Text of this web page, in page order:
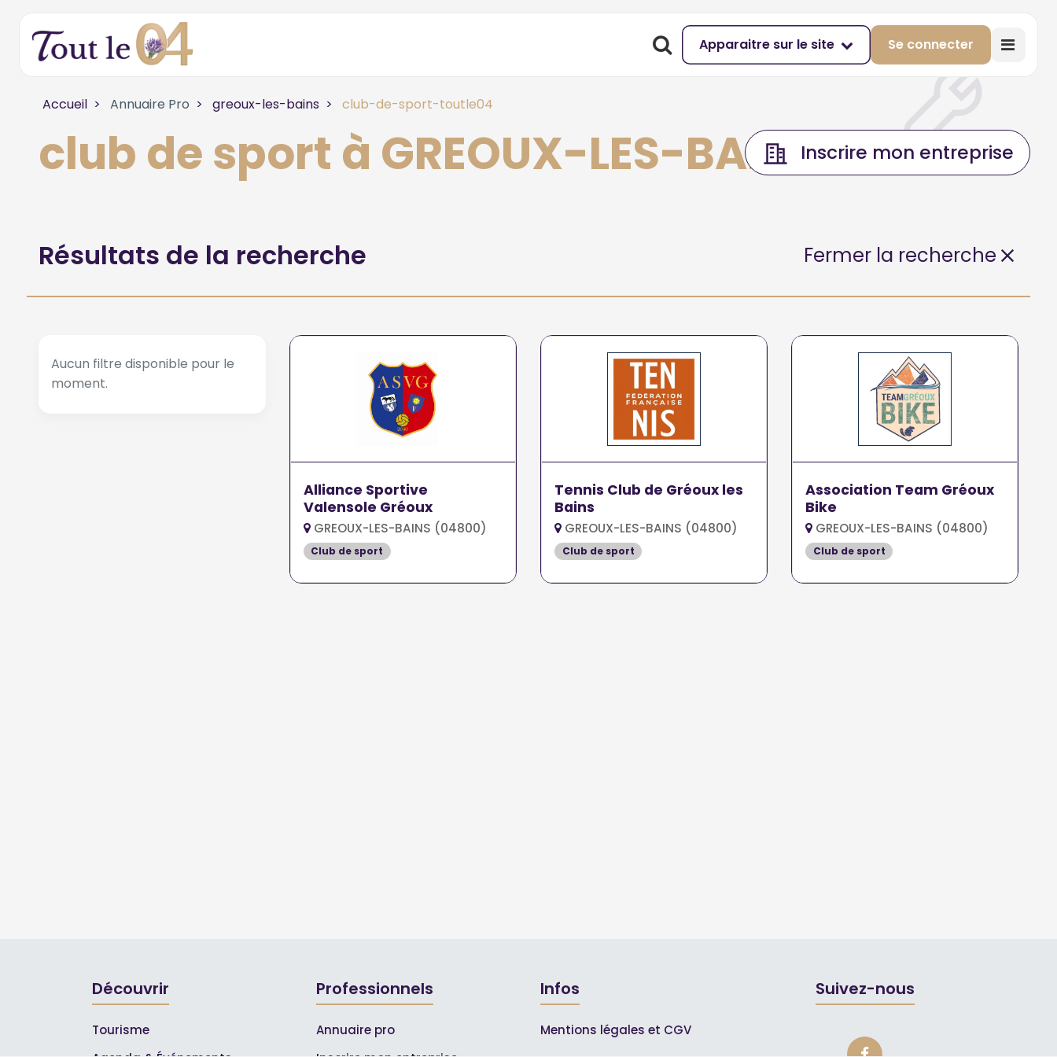
Apparaitre sur le site Se connecter
Accueil Annuaire Pro greoux-les-bains club-de-sport-toutle04
club de sport à GREOUX-LES-BAINSInscrire mon entreprise
Résultats de la recherche Fermer la recherche
Aucun filtre disponible pour le
moment.
Alliance Sportive
Valensole Gréoux
GREOUX-LES-BAINS (04800)
Club de sport
Tennis Club de Gréoux les
Bains
GREOUX-LES-BAINS (04800)
Club de sport
Association Team Gréoux
Bike
GREOUX-LES-BAINS (04800)
Club de sport
Découvrir
Tourisme
Professionnels
Annuaire pro
Infos
Mentions légales et CGV
Suivez-nous